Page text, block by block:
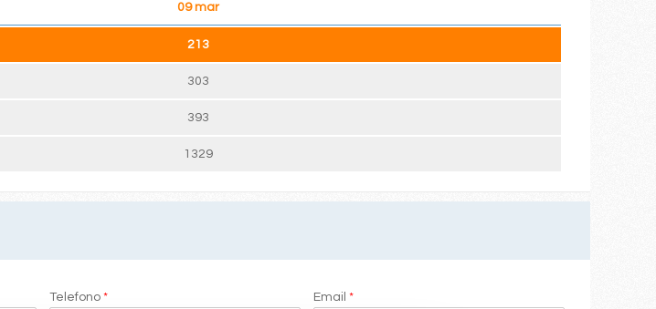
09 mar
213
303
393
1329
Telefono * Email *